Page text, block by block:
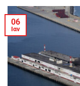
06
Ιαν